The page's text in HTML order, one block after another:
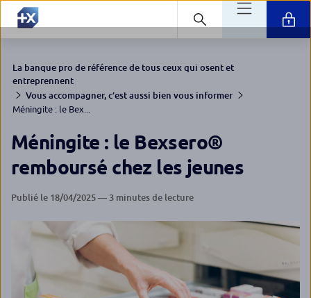
La banque pro de référence de tous ceux qui osent et
entreprennent
Vous accompagner, c’est aussi bien vous informer
Méningite : le Bex...
Méningite : le Bexsero®
remboursé chez les jeunes
Publié le 18/04/2025 — 3 minutes de lecture